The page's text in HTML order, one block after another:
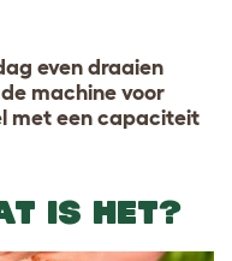
even draaien
machine voor
met een capaciteit
IS HET?